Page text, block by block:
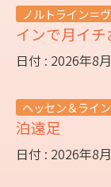
ノルトライン＝
インで月イチ
日付 : 2026年8
ヘッセン＆ライ
泊遠足
日付 : 2026年8